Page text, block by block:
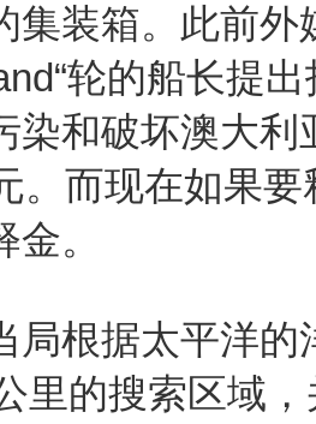
集装箱。此前
轮的船长提
染和破坏澳大
。而现在如果要
。
局根据太平洋
里的搜索区域